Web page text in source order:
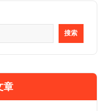
搜索
章